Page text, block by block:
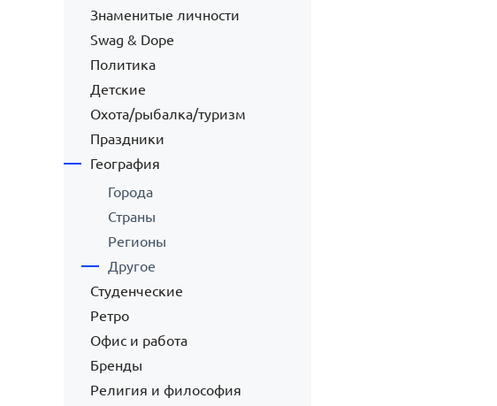
Знаменитые личности
Swag & Dope
Политика
Детские
Охота/рыбалка/туризм
Праздники
География
Города
Страны
Регионы
Другое
Студенческие
Ретро
Офис и работа
Бренды
Религия и философия